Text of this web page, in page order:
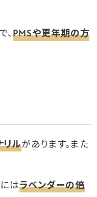
、PMSや更年期の方
リルがあります。また
はラベンダーの倍